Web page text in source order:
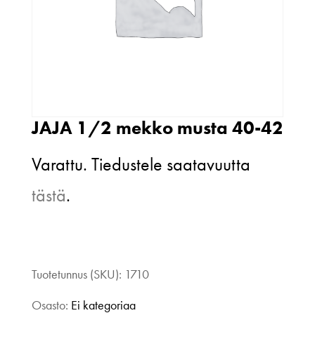
JAJA 1/2 mekko musta 40-42
Varattu. Tiedustele saatavuutta
tästä.
1/2
mekko
Tuotetunnus (SKU): 1710
Osasto: Ei kategoriaa